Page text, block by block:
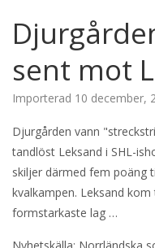
sent mot
Importerad 10 december,
Djurgården vann
tandlöst Leksand i SHL-
skiljer därmed fem poäng
kvalkampen. Leksand
formstarkaste lag …
Nyhetskälla: Norrländska